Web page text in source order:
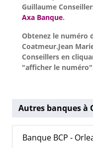
Guillaume
Axa Banque.
Obtenez le numéro
Coatmeur.Jean
Conseillers en
"afficher le
Autres banques à
Banque BCP -